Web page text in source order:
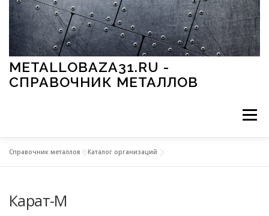
Перейти к содержимому
METALLOBAZA31.RU -
СПРАВОЧНИК МЕТАЛЛОВ
Меню
МЕТАЛЛЫ И ОКРУЖАЮЩАЯ СРЕДА
Справочник металлов »Каталог организаций
Карат-М